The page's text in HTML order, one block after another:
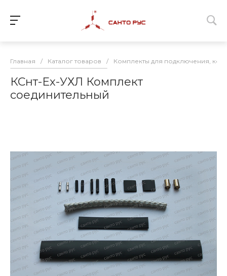
Главная / Каталог товаров / Комплекты для подключения,
КСнт-Ех-УХЛ Комплект
соединительный